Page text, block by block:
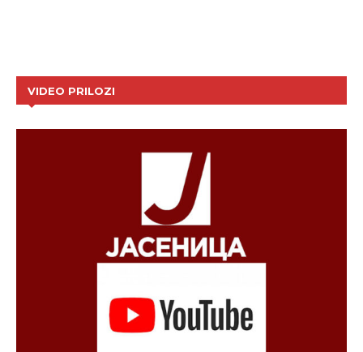
VIDEO PRILOZI